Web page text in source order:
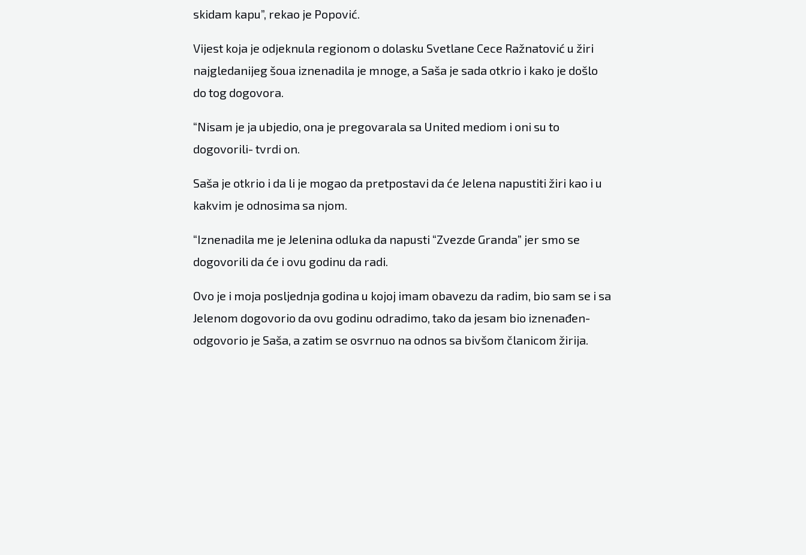
skidam kapu”, rekao je Popović.
Vijest koja je odjeknula regionom o dolasku Svetlane Cece Ražnatović u žiri
najgledanijeg šoua iznenadila je mnoge, a Saša je sada otkrio i kako je došlo
do tog dogovora.
“Nisam je ja ubjedio, ona je pregovarala sa United mediom i oni su to
dogovorili- tvrdi on.
Saša je otkrio i da li je mogao da pretpostavi da će Jelena napustiti žiri kao i u
kakvim je odnosima sa njom.
“Iznenadila me je Jelenina odluka da napusti “Zvezde Granda” jer smo se
dogovorili da će i ovu godinu da radi.
Ovo je i moja posljednja godina u kojoj imam obavezu da radim, bio sam se i sa
Jelenom dogovorio da ovu godinu odradimo, tako da jesam bio iznenađen-
odgovorio je Saša, a zatim se osvrnuo na odnos sa bivšom članicom žirija.